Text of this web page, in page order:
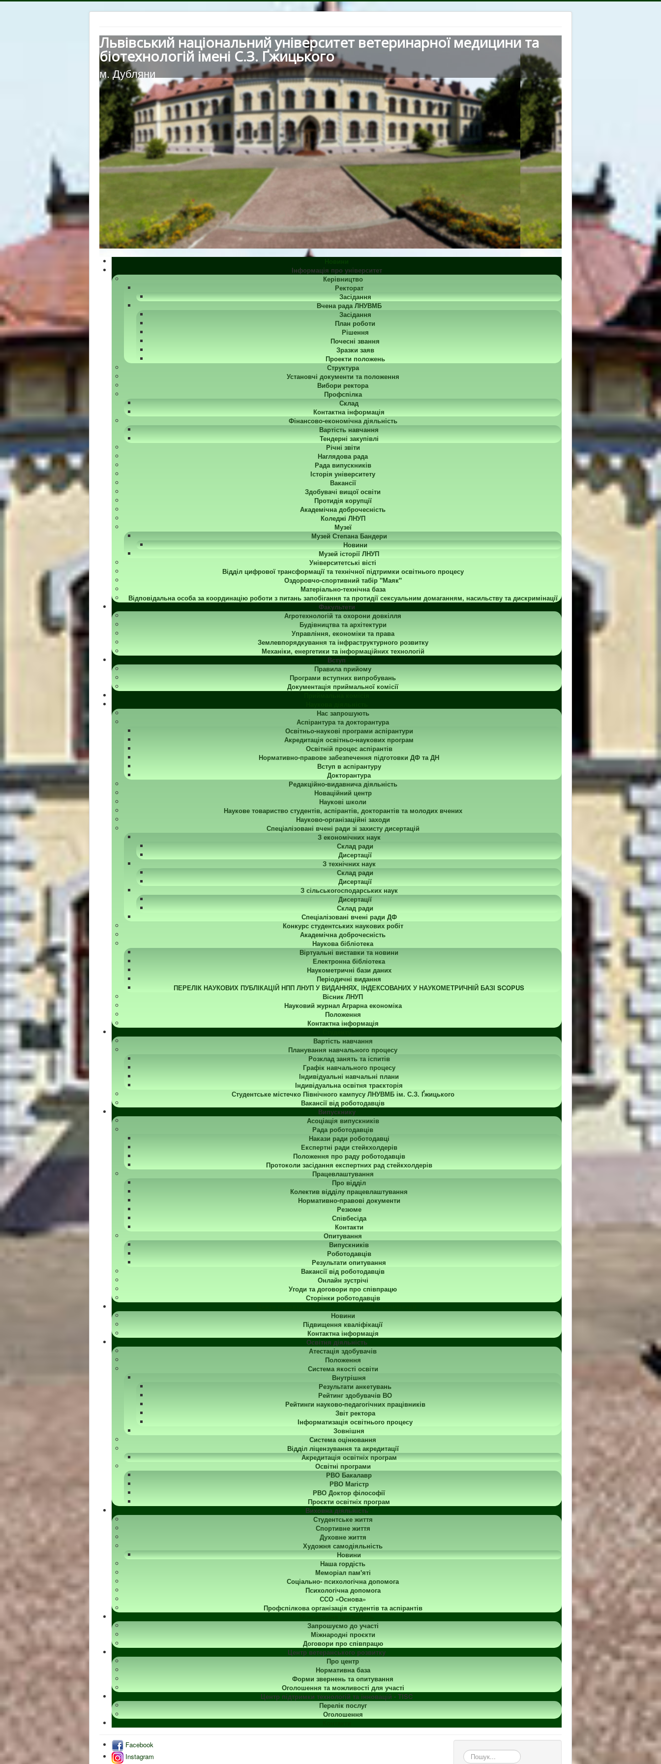
Львівський національний університет ветеринарної медицини та
біотехнологій імені С.З. Ґжицького
м. Дубляни
Інформація про університет
Керівництво
Ректорат
Засідання
Вчена рада ЛНУВМБ
Засідання
План роботи
Рішення
Почесні звання
Зразки заяв
Проекти положень
Структура
Установчі документи та положення
Вибори ректора
Профспілка
Склад
Контактна інформація
Фінансово-економічна діяльність
Вартість навчання
Тендерні закупівлі
Річні звіти
Наглядова рада
Рада випускників
Історія університету
Вакансії
Здобувачі вищої освіти
Протидія корупції
Академічна доброчесність
Коледжі ЛНУП
Музеї
Музей Степана Бандери
Новини
Музей історії ЛНУП
Університетські вісті
Відділ цифрової трансформації та технічної підтримки освітнього процесу
Оздоровчо-спортивний табір "Маяк"
Матеріально-технічна база
Відповідальна особа за координацію роботи з питань запобігання та протидії сексуальним домаганням, насильству та дискримінації
Факультети
Агротехнологій та охорони довкілля
Будівництва та архітектури
Управління, економіки та права
Землевпорядкування та інфраструктурного розвитку
Механіки, енергетики та інформаційних технологій
Вступ
Правила прийому
Програми вступних випробувань
Документація приймальної комісії
Нас запрошують
Аспірантура та докторантура
Освітньо-наукові програми аспірантури
Акредитація освітньо-наукових програм
Освітній процес аспірантів
Нормативно-правове забезпечення підготовки ДФ та ДН
Вступ в аспірантуру
Докторантура
Редакційно-видавнича діяльність
Новаційний центр
Наукові школи
Наукове товариство студентів, аспірантів, докторантів та молодих вчених
Науково-організаційні заходи
Спеціалізовані вчені ради зі захисту дисертацій
З економічних наук
Склад ради
Дисертації
З технічних наук
Склад ради
Дисертації
З сільськогосподарських наук
Дисертації
Склад ради
Спеціалізовані вчені ради ДФ
Конкурс студентських наукових робіт
Академічна доброчесність
Наукова бібліотека
Віртуальні виставки та новини
Електронна бібліотека
Наукометричні бази даних
Періодичні видання
ПЕРЕЛІК НАУКОВИХ ПУБЛІКАЦІЙ НПП ЛНУП У ВИДАННЯХ, ІНДЕКСОВАНИХ У НАУКОМЕТРИЧНІЙ БАЗІ SCOPUS
Вісник ЛНУП
Науковий журнал Аграрна економіка
Положення
Контактна інформація
Вартість навчання
Планування навчального процесу
Розклад занять та іспитів
Графік навчального процесу
Індивідуальні навчальні плани
Індивідуальна освітня траєкторія
Студентське містечко Північного кампусу ЛНУВМБ ім. С.З. Ґжицького
Вакансії від роботодавців
Випускнику
Асоціація випускників
Рада роботодавців
Накази ради роботодавці
Експертні ради стейкхолдерів
Положення про раду роботодавців
Протоколи засідання експертних рад стейкхолдерів
Працевлаштування
Про відділ
Колектив відділу працевлаштування
Нормативно-правові документи
Резюме
Співбесіда
Контакти
Опитування
Випускників
Роботодавців
Результати опитування
Вакансії від роботодавців
Онлайн зустрічі
Угоди та договори про співпрацю
Сторінки роботодавців
Новини
Підвищення кваліфікації
Контактна інформація
Освітня діяльність
Атестація здобувачів
Положення
Система якості освіти
Внутрішня
Результати анкетувань
Рейтинг здобувачів ВО
Рейтинги науково-педагогічних працівників
Звіт ректора
Інформатизація освітнього процесу
Зовнішня
Система оцінювання
Відділ ліцензування та акредитації
Акредитація освітніх програм
Освітні програми
РВО Бакалавр
РВО Магістр
РВО Доктор філософії
Проєкти освітніх програм
Виховна діяльність
Студентське життя
Спортивне життя
Духовне життя
Художня самодіяльність
Новини
Наша гордість
Меморіал пам'яті
Соціально- психологічна допомога
Психологічна допомога
ССО «Основа»
Профспілкова організація студентів та аспірантів
Запрошуємо до участі
Міжнародні проєкти
Договори про співпрацю
Центр ветеранського розвитку
Про центр
Нормативна база
Форми звернень та опитування
Оголошення та можливості для участі
Центр підтримки технологій та інновацій - TISC
Перелік послуг
Оголошення
Facebook
Instagram
пошук